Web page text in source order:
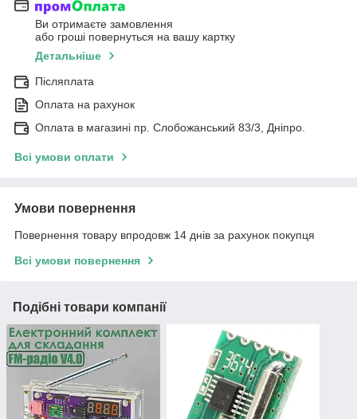
Ви отримаєте замовлення
або гроші повернуться на вашу картку
Детальніше
Післяплата
Оплата на рахунок
Оплата в магазині пр. Слобожанський 83/3, Дніпро.
Всі умови оплати
Умови повернення
Повернення товару впродовж 14 днів за рахунок покупця
Всі умови повернення
Подібні товари компанії